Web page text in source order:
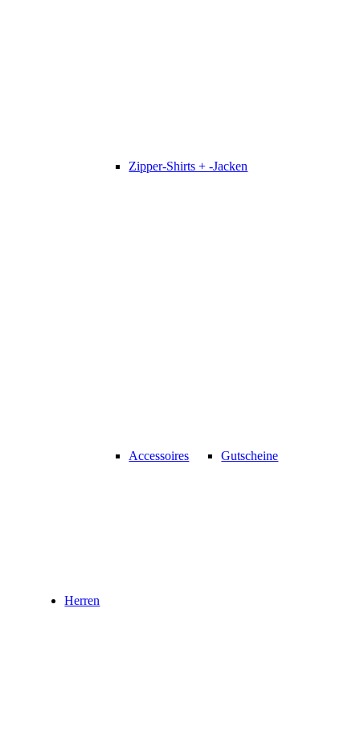
Zipper-Shirts + -Jacken
Accessoires Gutscheine
Herren